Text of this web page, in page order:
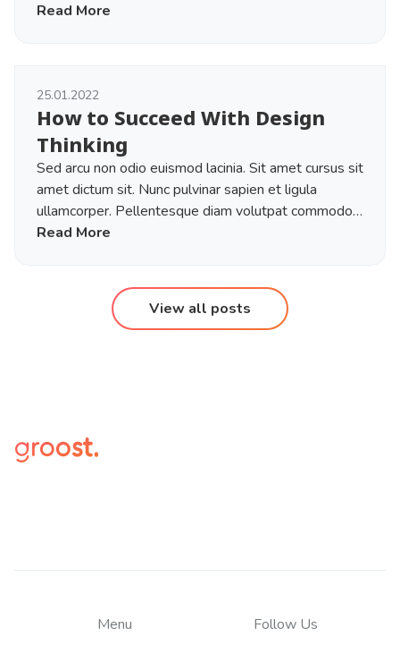
Read More
25.01.2022
How to Succeed With Design
Thinking
Sed arcu non odio euismod lacinia. Sit amet cursus sit
amet dictum sit. Nunc pulvinar sapien et ligula
ullamcorper. Pellentesque diam volutpat commodo
sed egestas. Tellus elementum sagittis vitae et leo
risus viverra adipiscing at in tellus. Duis at tellus […]
Read More
View all posts
Menu Follow Us